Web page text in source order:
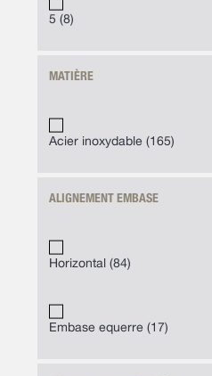
5 8
MATIÈRE
Acier inoxydable 165
ALIGNEMENT EMBASE
Horizontal 84
Embase equerre 17